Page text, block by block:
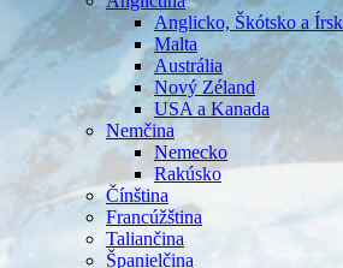
Anglicko, Škótsko a
Malta
Austrália
Nový Zéland
USA a Kanada
Nemčina
Nemecko
Rakúsko
Čínština
Francúžština
Taliančina
Španielčina